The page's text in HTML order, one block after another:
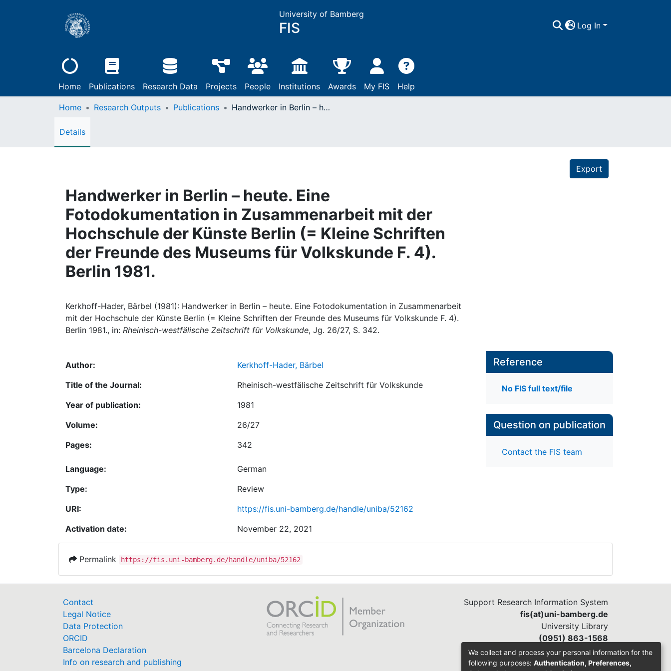
University of Bamberg
FIS Log In
Home Publications Research Data Projects People Institutions Awards My FIS Help
Home Research Outputs Publications Handwerker in Berlin – heute. Eine Fotodokumentation in Zusammenarbeit mit der Hochschule der Künste Berlin (= Kleine Schriften der Freunde des Museums für Volkskunde F. 4). Berlin 1981.
Details
Export
Handwerker in Berlin – heute. Eine
Fotodokumentation in Zusammenarbeit mit der
Hochschule der Künste Berlin (= Kleine Schriften
der Freunde des Museums für Volkskunde F. 4).
Berlin 1981.
Kerkhoff-Hader, Bärbel (1981): Handwerker in Berlin – heute. Eine Fotodokumentation in Zusammenarbeit
mit der Hochschule der Künste Berlin (= Kleine Schriften der Freunde des Museums für Volkskunde F. 4).
Berlin 1981., in: Rheinisch-westfälische Zeitschrift für Volkskunde, Jg. 26/27, S. 342.
Author:
Kerkhoff-Hader, Bärbel
Title of the Journal:
Rheinisch-westfälische Zeitschrift für Volkskunde
Year of publication:
1981
Volume:
26/27
Pages:
342
Language:
German
Type:
Review
URI:
https://fis.uni-bamberg.de/handle/uniba/52162
Activation date:
November 22, 2021
Reference
No FIS full text/file
Question on publication
Contact the FIS team
Permalink https://fis.uni-bamberg.de/handle/uniba/52162
Contact
Legal Notice
Data Protection
ORCID
Barcelona Declaration
Info on research and publishing
Support Research Information System
fis(at)uni-bamberg.de
University Library
(0951) 863-1568
We collect and process your personal information for the
following purposes: Authentication, Preferences,